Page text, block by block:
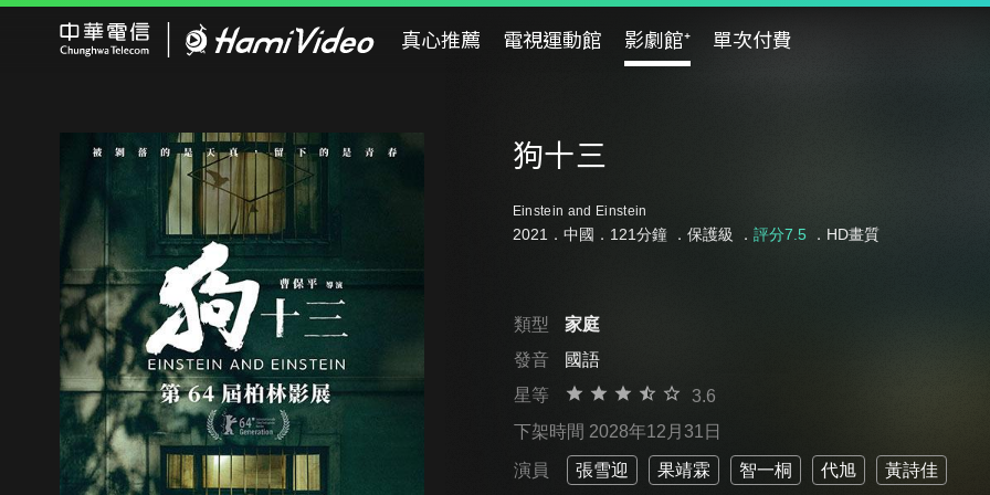
真心推薦 電視運動館 影劇館⁺ 單次付費
狗十三
Einstein and Einstein
2021．中國．121分鐘 ． 保護級 ． 評分7.5 ．HD畫質
類型
家庭
發音
國語
星等
3.6
下架時間 2028年12月31日
演員 張雪迎 果靖霖 智一桐 代旭 黃詩佳